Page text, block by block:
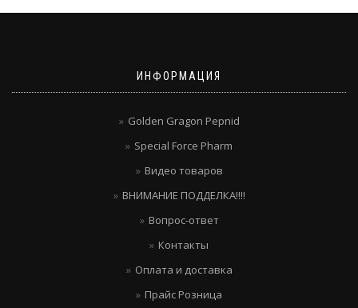
ИНФОРМАЦИЯ
Golden Gragon Pepnid
Special Force Pharm
Видео товаров
ВНИМАНИЕ ПОДДЕЛКА!!!!
Вопрос-ответ
Контакты
Оплата и доставка
Прайс Розница